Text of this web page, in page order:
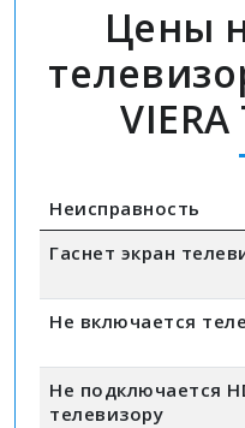
Цены
Неисправность
Гаснет экран
Не включается
Не подключается
телевизору